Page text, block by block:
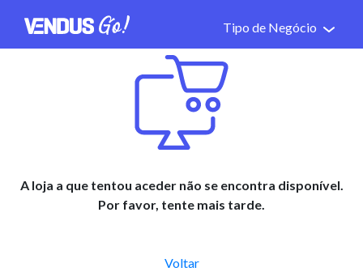
Tipo de Negócio
A loja a que tentou aceder não se encontra disponível.
Por favor, tente mais tarde.
Voltar